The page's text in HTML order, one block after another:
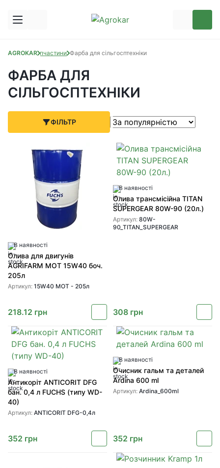
AGROKARЗапчастини Фарба для сільгосптехніки
ФАРБА ДЛЯ
СІЛЬГОСПТЕХНІКИ
ФІЛЬТР
В наявності
Олива для двигунів
AGRIFARM MOT 15W40 боч.
205л
Артикул: 15W40 MOT - 205л
218.12 грн
В наявності
Олива трансмісійна TITAN
SUPERGEAR 80W-90 (20л.)
Артикул: 80W-
90_TITAN_SUPERGEAR
308 грн
В наявності
Антикоріт ANTICORIT DFG
бан. 0,4 л FUCHS (типу WD-
40)
Артикул: ANTICORIT DFG-0,4л
352 грн
В наявності
Очисник гальм та деталей
Ardina 600 ml
Артикул: Ardina_600ml
352 грн